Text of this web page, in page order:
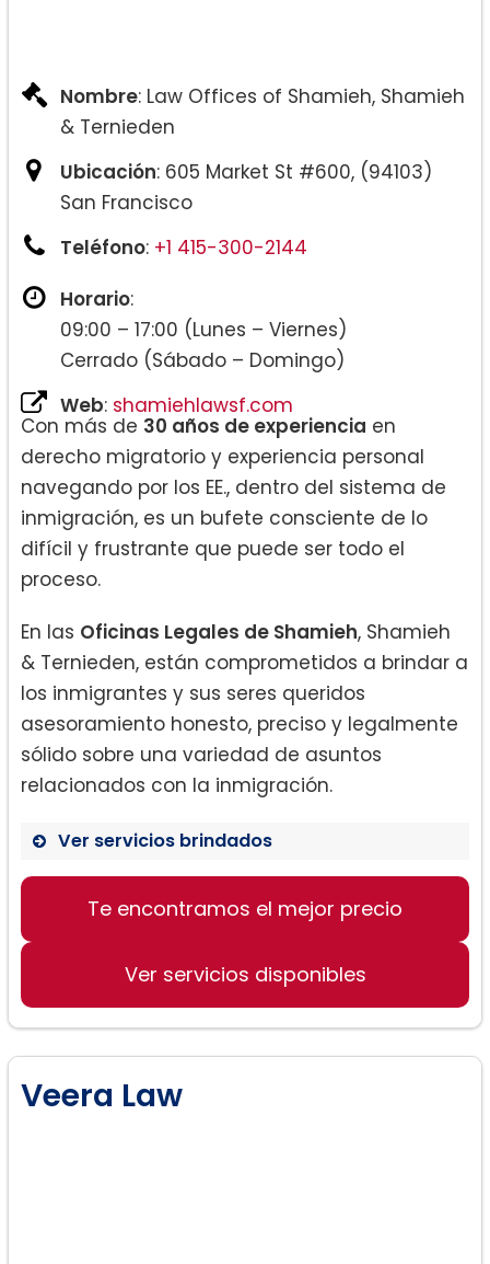
Nombre: Law Offices of Shamieh, Shamieh
& Ternieden
Ubicación: 605 Market St #600, (94103)
San Francisco
Teléfono: +1 415-300-2144
Horario:
09:00 – 17:00 (Lunes – Viernes)
Cerrado (Sábado – Domingo)
Web: shamiehlawsf.com
Con más de 30 años de experiencia en
derecho migratorio y experiencia personal
navegando por los EE., dentro del sistema de
inmigración, es un bufete consciente de lo
difícil y frustrante que puede ser todo el
proceso.
En las Oficinas Legales de Shamieh, Shamieh
& Ternieden, están comprometidos a brindar a
los inmigrantes y sus seres queridos
asesoramiento honesto, preciso y legalmente
sólido sobre una variedad de asuntos
relacionados con la inmigración.
Ver servicios brindados
Asilo político:
Te encontramos el mejor precio
Ver servicios disponibles
Veera Law